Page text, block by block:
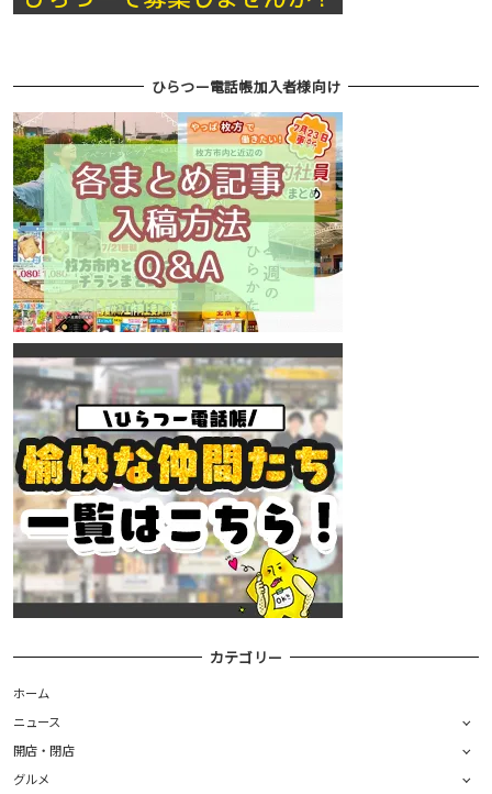
ひらつー電話帳加入者様向け
カテゴリー
ホーム
ニュース
開店・閉店
グルメ